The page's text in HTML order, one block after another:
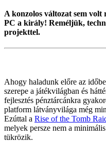
A konzolos változat sem volt
PC a király! Reméljük,
projekttel.
Ahogy haladunk előre az
szerepe a játékvilágban és
fejlesztés pénztárcánkra
platform látványvilága még
Ezúttal a Rise of the Tomb
melyek persze nem a
tükrözik.